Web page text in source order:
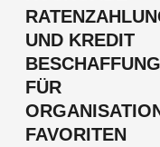
UND KREDIT
BESCHAFFUNG
FÜR
FAVORITEN